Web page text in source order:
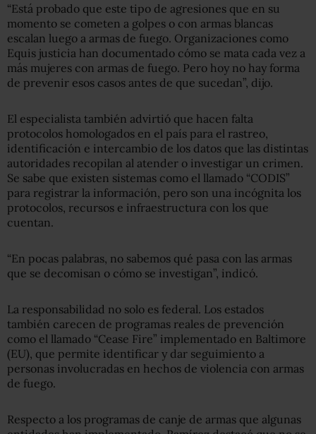
“Está probado que este tipo de agresiones que en su
momento se cometen a golpes o con armas blancas
escalan luego a armas de fuego. Organizaciones como
Equis justicia han documentado cómo se mata cada vez a
más mujeres con armas de fuego. Pero hoy no hay forma
de prevenir esos casos antes de que sucedan”, dijo.
El especialista también advirtió que hacen falta
protocolos homologados en el país para el rastreo,
identificación e intercambio de los datos que las distintas
autoridades recopilan al atender o investigar un crimen.
Se sabe que existen sistemas como el llamado “CODIS”
para registrar la información, pero son una incógnita los
protocolos, recursos e infraestructura con los que
cuentan.
“En pocas palabras, no sabemos qué pasa con las armas
que se decomisan o cómo se investigan”, indicó.
La responsabilidad no solo es federal. Los estados
también carecen de programas reales de prevención
como el llamado “Cease Fire” implementado en Baltimore
(EU), que permite identificar y dar seguimiento a
personas involucradas en hechos de violencia con armas
de fuego.
Respecto a los programas de canje de armas que algunas